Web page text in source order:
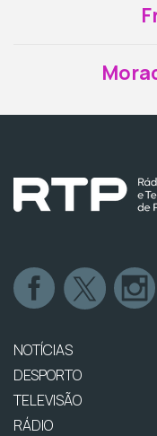
NOTÍCIAS
DESPORTO
TELEVISÃO
RÁDIO